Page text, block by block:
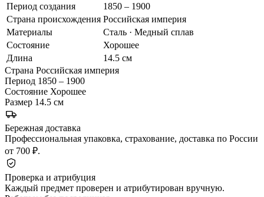
Период создания
1850 – 1900
Страна происхождения Российская империя
Материалы
Сталь · Медный сплав
Состояние
Хорошее
Длина
14.5 см
Страна Российская империя
Период 1850 – 1900
Состояние Хорошее
Размер 14.5 см
Бережная доставка
Профессиональная упаковка, страхование, доставка по России
от 700 ₽.
Проверка и атрибуция
Каждый предмет проверен и атрибутирован вручную.